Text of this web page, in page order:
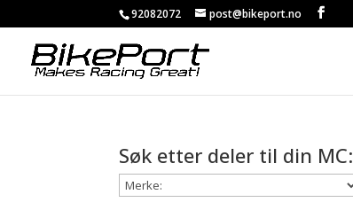
92082072 post@bikeport.no
Søk etter deler til din MC: